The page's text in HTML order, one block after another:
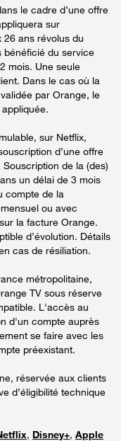
le cadre d’une offre
sur
26 ans révolus du
bénéficié du service
mois. Une seule
Dans le cas où la
par Orange, le
sur Netflix,
d’une offre
de la (des)
un délai de 3 mois
compte de la
ou avec
la facture Orange.
d’évolution. Détails
cas de résiliation.
métropolitaine,
TV sous réserve
L'accès au
d'un compte auprès
se faire avec les
préexistant.
réservée aux clients
d’éligibilité technique
, Disney+, Apple